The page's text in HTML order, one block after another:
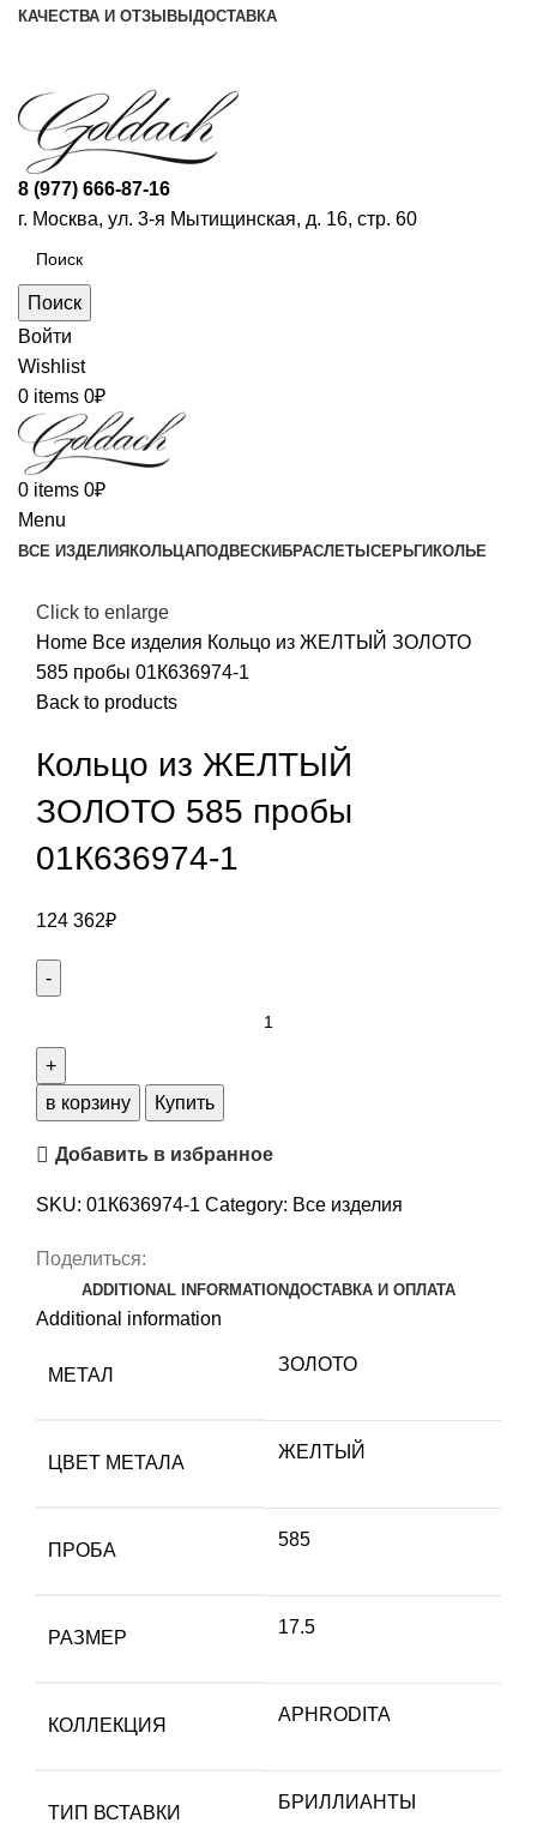
КАЧЕСТВА И ОТЗЫВЫ ДОСТАВКА
8 (977) 666-87-16
г. Москва, ул. 3-я Мытищинская, д. 16, стр. 60
Поиск
Войти
Wishlist
0 items 0₽
0 items 0₽
Menu
ВСЕ ИЗДЕЛИЯ КОЛЬЦАПОДВЕСКИ БРАСЛЕТЫ СЕРЬГИ КОЛЬЕ
Click to enlarge
Home Все изделия Кольцо из ЖЕЛТЫЙ ЗОЛОТО
585 пробы 01К636974-1
Back to products
Кольцо из ЖЕЛТЫЙ
ЗОЛОТО 585 пробы
01К636974-1
124 362₽
ЖЕЛТЫЙ
ЗОЛОТО
пробы
quantity
в корзину Купить
Добавить в избранное
SKU: 01К636974-1 Category: Все изделия
Поделиться:
ADDITIONAL INFORMATIONДОСТАВКА И ОПЛАТА
Additional information
МЕТАЛ
ЗОЛОТО
ЦВЕТ МЕТАЛА
ЖЕЛТЫЙ
ПРОБА
585
РАЗМЕР
17.5
КОЛЛЕКЦИЯ
APHRODITA
ТИП ВСТАВКИ
БРИЛЛИАНТЫ